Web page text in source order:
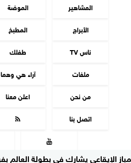
يشارك في بطولة العالم بفرانكفورت
المشاهير
الموضة
الأبراج
المطبخ
ناس TV
طفلك
ملفات
آراء هي وهما
من نحن
اعلن معنا
اتصل بنا


جميع الحقوق محفوظة©2016 - 2026 - هي وهما